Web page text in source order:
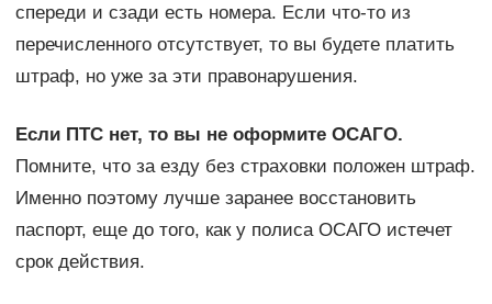
спереди и сзади есть номера. Если что-то из
перечисленного отсутствует, то вы будете платить
штраф, но уже за эти правонарушения.
Если ПТС нет, то вы не оформите ОСАГО.
Помните, что за езду без страховки положен штраф.
Именно поэтому лучше заранее восстановить
паспорт, еще до того, как у полиса ОСАГО истечет
срок действия.